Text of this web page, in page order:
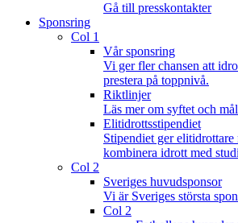
Gå till presskontakter
Sponsring
Col 1
Vår sponsring
Vi ger fler chansen att
prestera på toppnivå.
Riktlinjer
Läs mer om syftet och
Elitidrottsstipendiet
Stipendiet ger
kombinera idrott med
Col 2
Sveriges huvudsponsor
Vi är Sveriges största
Col 2